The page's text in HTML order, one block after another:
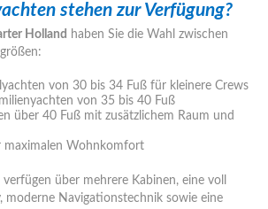
stehen zur Verfügung?
Holland haben Sie die Wahl zwischen
von 30 bis 34 Fuß für kleinere Crews
von 35 bis 40 Fuß
über 40 Fuß mit zusätzlichem Raum und
maximalen Wohnkomfort
über mehrere Kabinen, eine voll
moderne Navigationstechnik sowie eine